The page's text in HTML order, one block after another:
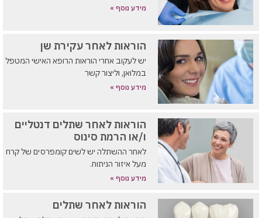
מידע נוסף »
הוראות לאחר עקירת שן
יש לעקוב אחרי הוראות הרופא האישי המטפל
במלואן, וליצור קשר
מידע נוסף »
הוראות לאחר שתלים דנטליים
ו/או הרמת סינוס
לאחר ההשתלה יש לשים קומפרסים של קרח
מעל איזור הניתוח.
מידע נוסף »
הוראות לאחר שתלים